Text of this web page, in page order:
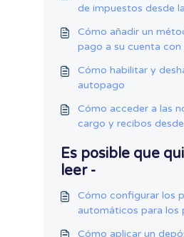
de impuestos desde
Cómo añadir un
pago a su cuenta con
Cómo habilitar y
autopago
Cómo acceder a las
cargo y recibos
Es posible que
leer -
Cómo configurar los
automáticos para los
Cómo aplicar un